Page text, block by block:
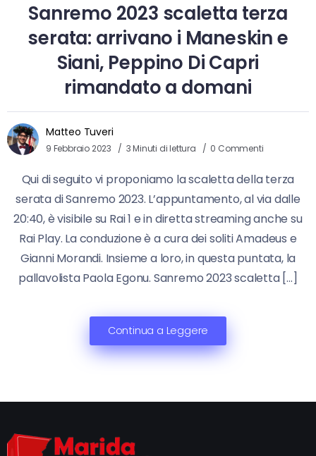
Sanremo 2023 scaletta terza
serata: arrivano i Maneskin e
Siani, Peppino Di Capri
rimandato a domani
Matteo Tuveri
9 Febbraio 2023 3 Minuti di lettura 0 Commenti
Qui di seguito vi proponiamo la scaletta della terza
serata di Sanremo 2023. L’appuntamento, al via dalle
20:40, è visibile su Rai 1 e in diretta streaming anche su
Rai Play. La conduzione è a cura dei soliti Amadeus e
Gianni Morandi. Insieme a loro, in questa puntata, la
pallavolista Paola Egonu. Sanremo 2023 scaletta […]
Continua a Leggere